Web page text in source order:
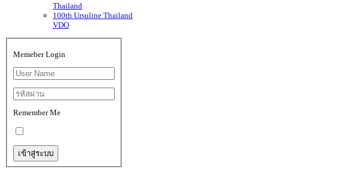
Thailand
100th Ursuline Thailand
VDO
Memeber Login
Remember Me